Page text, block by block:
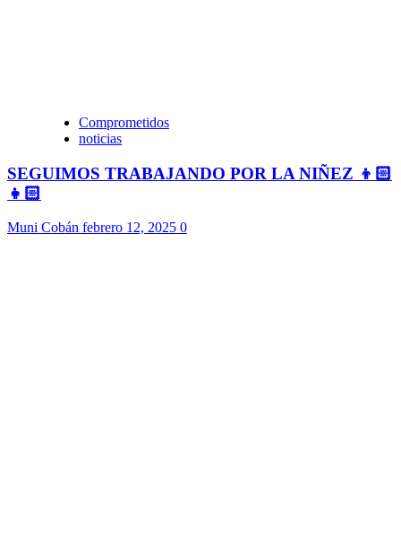
Comprometidos
noticias
SEGUIMOS TRABAJANDO POR LA NIÑEZ 👦🏻
👧🏻
Muni Cobán febrero 12, 2025 0